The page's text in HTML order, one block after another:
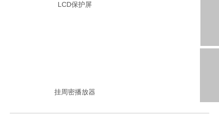
LCD保护屏
挂周密播放器